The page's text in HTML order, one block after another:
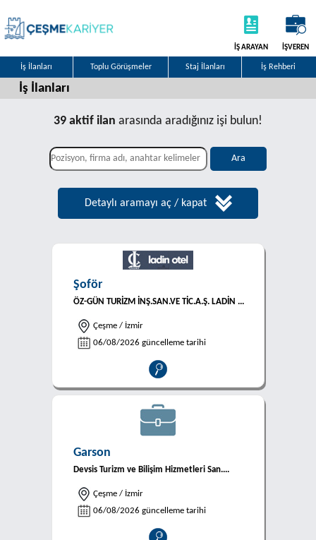
İŞ ARAYAN İŞVEREN
İş İlanları Toplu Görüşmeler Staj İlanları İş Rehberi
İş İlanları
39 aktif ilan arasında aradığınız işi bulun!
Detaylı aramayı aç / kapat
Şoför
ÖZ-GÜN TURİZM İNŞ.SAN.VE TİC.A.Ş. LADİN ...
Çeşme / İzmir
06/08/2026 güncelleme tarihi
Garson
Devsis Turizm ve Bilişim Hizmetleri San....
Çeşme / İzmir
06/08/2026 güncelleme tarihi